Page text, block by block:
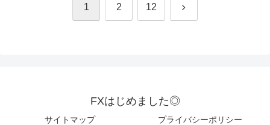
1 2 12 次
FXはじめました◎
サイトマップ プライバシーポリシー